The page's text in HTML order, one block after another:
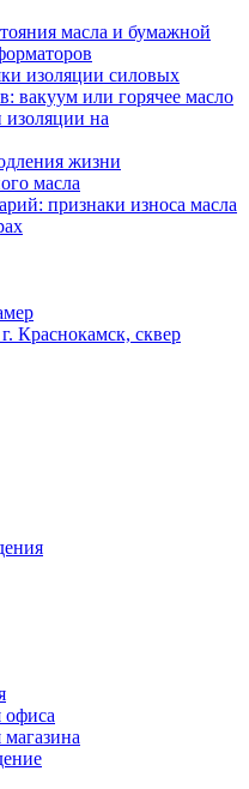
масла и бумажной
изоляции силовых
вакуум или горячее масло
на
жизни
масла
признаки износа масла
Краснокамск, сквер
офиса